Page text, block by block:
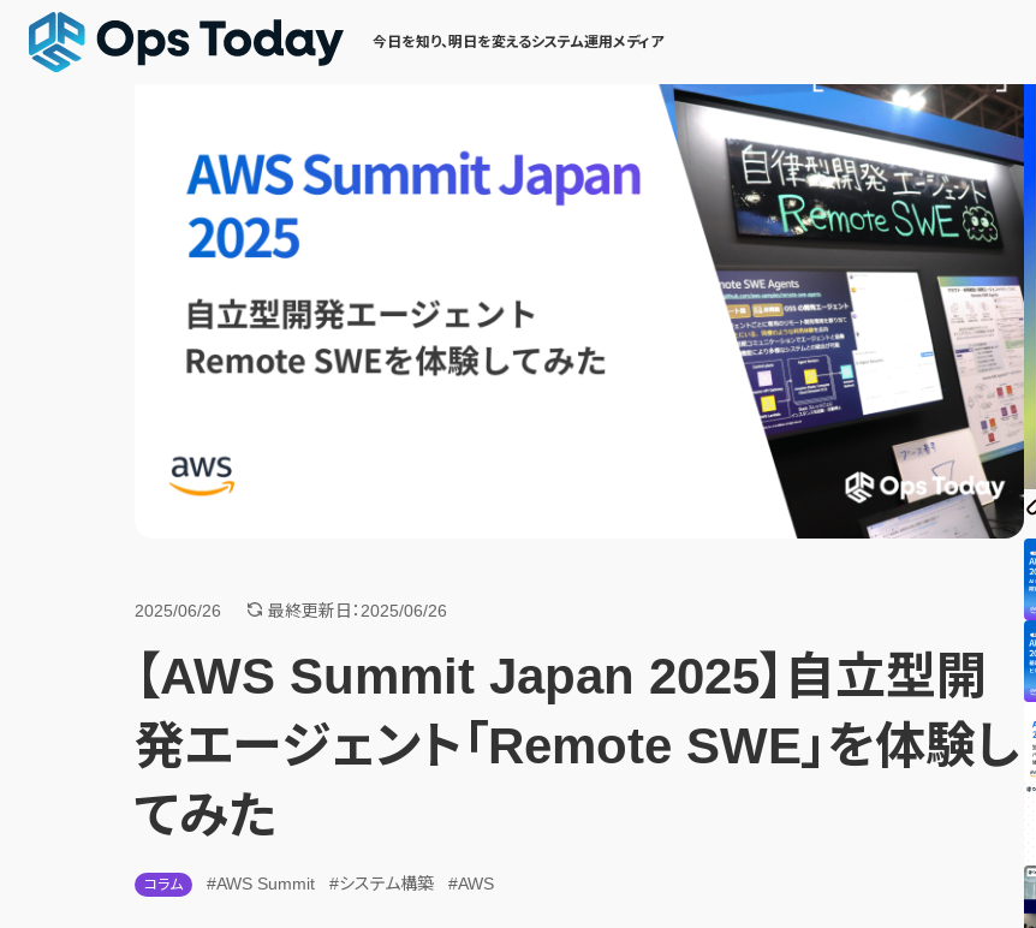
今日を知り、明日を変えるシステム運用メディア
2025/06/26 最終更新日：2025/06/26
【AWS Summit Japan 2025】自立型開
発エージェント「Remote SWE」を体験し
てみた
コラム #AWS Summit #システム構築 #AWS